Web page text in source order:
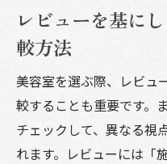
レビューを基に
較方法
美容室を選ぶ際、レビュ
較することも重要です。
チェックして、異なる視
れます。レビューには「